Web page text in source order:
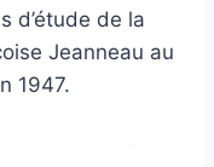
d’étude de la
Jeanneau au
1947.